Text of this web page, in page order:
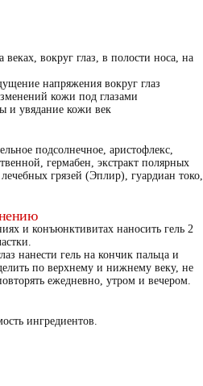
веках, вокруг глаз, в полости носа, на
напряжения вокруг глаз
кожи под глазами
и увядание кожи век
подсолнечное, аристофлекс,
гермабен, экстракт полярных
грязей (Эплир), гуардиан токо,
и конъюнктивитах наносить гель 2
нанести гель на кончик пальца и
по верхнему и нижнему веку, не
ежедневно, утром и вечером.
ингредиентов.